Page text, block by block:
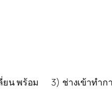
ยน พร้อม
3) ช่างเข้าทำ